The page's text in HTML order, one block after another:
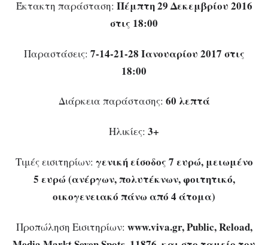
Έκτακτη παράσταση: Πέμπτη 29 Δεκεμβρίου 2016
στις 18:00
Παραστάσεις: 7-14-21-28 Ιανουαρίου 2017 στις
18:00
Διάρκεια παράστασης: 60 λεπτά
Ηλικίες: 3+
Τιμές εισιτηρίων: γενική είσοδος 7 ευρώ, μειωμένο
5 ευρώ (ανέργων, πολυτέκνων, φοιτητικό,
οικογενειακό πάνω από 4 άτομα)
Προπώληση Εισιτηρίων: www.viva.gr,Public,Reload,